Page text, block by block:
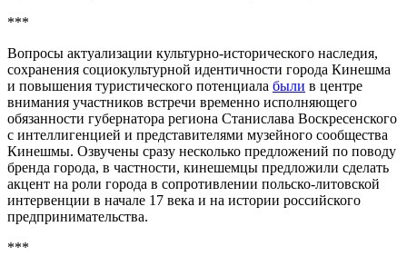
***
Вопросы актуализации культурно-исторического наследия,
сохранения социокультурной идентичности города Кинешма
и повышения туристического потенциала были в центре
внимания участников встречи временно исполняющего
обязанности губернатора региона Станислава Воскресенского
с интеллигенцией и представителями музейного сообщества
Кинешмы. Озвучены сразу несколько предложений по поводу
бренда города, в частности, кинешемцы предложили сделать
акцент на роли города в сопротивлении польско-литовской
интервенции в начале 17 века и на истории российского
предпринимательства.
***